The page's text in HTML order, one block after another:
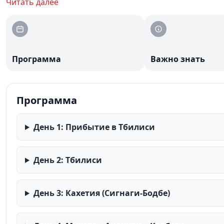
Программа Важно знать
Программа
День 1: Прибытие в Тбилиси
День 2: Тбилиси
День 3: Кахетия (Сигнаги-Бодбе)